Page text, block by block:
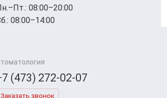
08:00–20:00
08:00–14:00
(473) 272-02-07
Заказать звонок